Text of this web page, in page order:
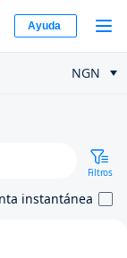
Ayuda
NGN
Filtros
instantánea